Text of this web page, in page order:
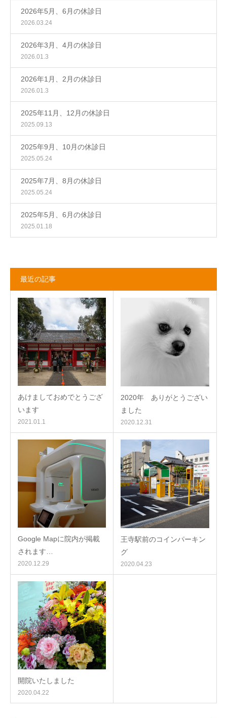
2026年5月、6月の休診日
2026.03.24
2026年3月、4月の休診日
2026.01.3
2026年1月、2月の休診日
2026.01.3
2025年11月、12月の休診日
2025.09.13
2025年9月、10月の休診日
2025.05.24
2025年7月、8月の休診日
2025.05.24
2025年5月、6月の休診日
2025.01.18
最近の記事
あけましておめでとうござ
います
2021.01.1
2020年 ありがとうござい
ました
2020.12.31
Google Mapに院内が掲載
されます…
2020.12.29
王寺駅前のコインパーキン
グ
2020.04.23
開院いたしました
2020.04.22